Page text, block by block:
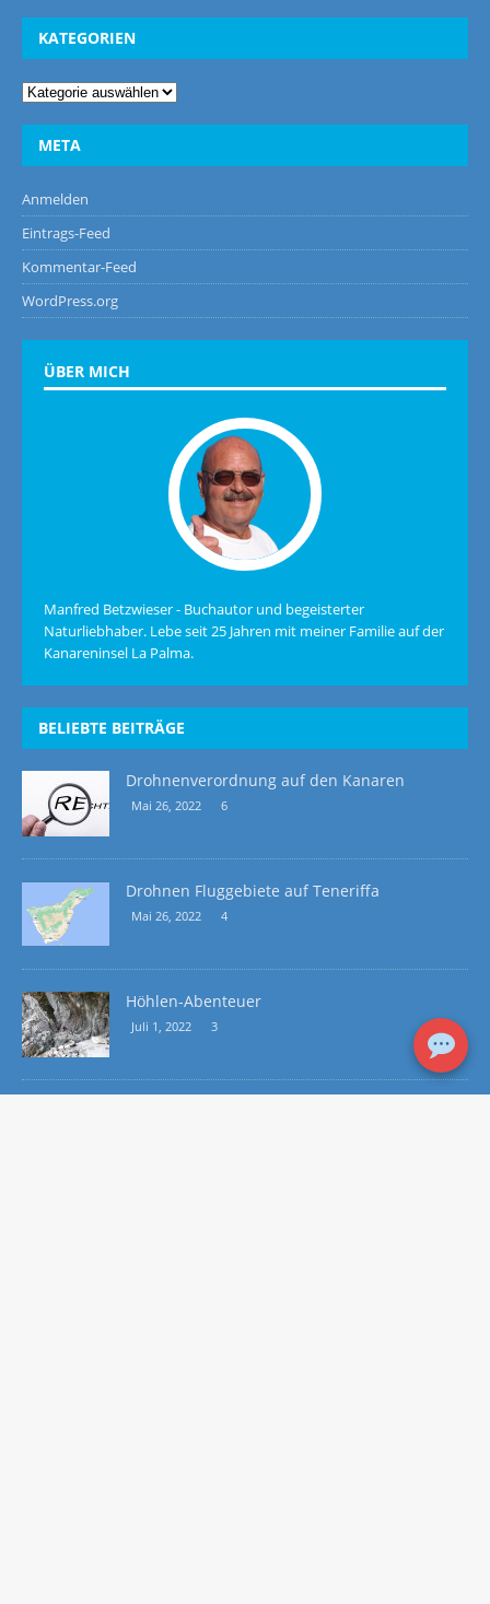
KATEGORIEN
META
Anmelden
Eintrags-Feed
Kommentar-Feed
WordPress.org
ÜBER MICH
Manfred Betzwieser - Buchautor und begeisterter
Naturliebhaber. Lebe seit 25 Jahren mit meiner Familie auf der
Kanareninsel La Palma.
BELIEBTE BEITRÄGE
Drohnenverordnung auf den Kanaren
Mai 26, 2022 6
Drohnen Fluggebiete auf Teneriffa
Mai 26, 2022 4
Höhlen-Abenteuer
Juli 1, 2022 3